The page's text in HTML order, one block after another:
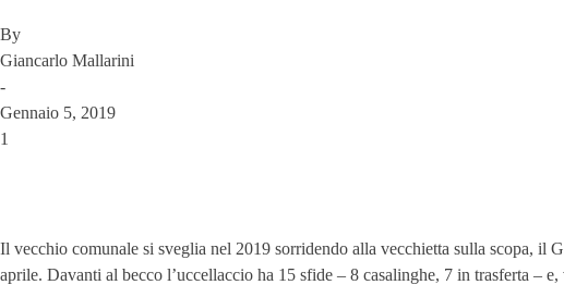
By
Giancarlo Mallarini
-
Gennaio 5, 2019
1
Il vecchio comunale si sveglia nel 2019 sorridendo alla vecchietta sulla scopa,
aprile. Davanti al becco l’uccellaccio ha 15 sfide – 8 casalinghe, 7 in trasferta –